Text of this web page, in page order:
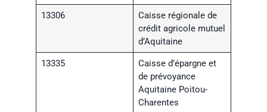
13306
Caisse régionale de
crédit agricole mutuel
d’Aquitaine
13335
Caisse d’épargne et
de prévoyance
Aquitaine Poitou-
Charentes